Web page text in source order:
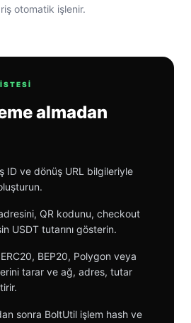
otomatik işlenir.
almadan
ID ve dönüş URL bilgileriyle
QR kodunu, checkout
USDT tutarını gösterin.
BEP20, Polygon veya
tarar ve ağ, adres, tutar
sonra BoltUtil işlem hash ve